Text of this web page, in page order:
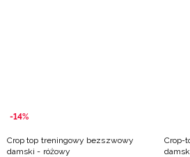
-14%
Crop top treningowy bezszwowy
damski - różowy
Crop-